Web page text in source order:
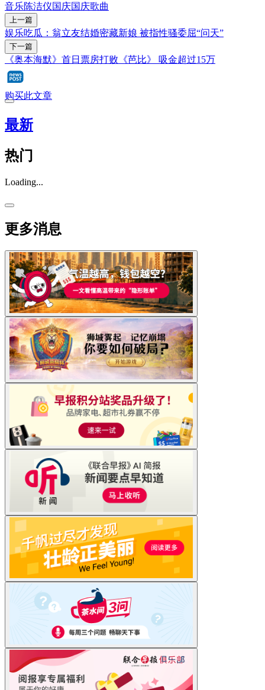
音乐陈洁仪国庆国庆歌曲
上一篇
娱乐吃瓜：翁立友结婚密藏新娘 被指性骚委屈“问天”
下一篇
《奥本海默》首日票房打败《芭比》 吸金超过15万
购买此文章
最新
热门
Loading...
更多消息